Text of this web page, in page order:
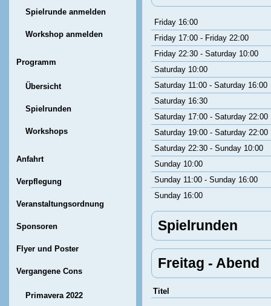
Spielrunde anmelden
Workshop anmelden
Programm
Übersicht
Spielrunden
Workshops
Anfahrt
Verpflegung
Veranstaltungsordnung
Sponsoren
Flyer und Poster
Vergangene Cons
Primavera 2022
Friday 16:00
Friday 17:00 - Friday 22:00
Friday 22:30 - Saturday 10:00
Saturday 10:00
Saturday 11:00 - Saturday 16:00
Saturday 16:30
Saturday 17:00 - Saturday 22:00
Saturday 19:00 - Saturday 22:00
Saturday 22:30 - Sunday 10:00
Sunday 10:00
Sunday 11:00 - Sunday 16:00
Sunday 16:00
Spielrunden
Freitag - Abend
Titel